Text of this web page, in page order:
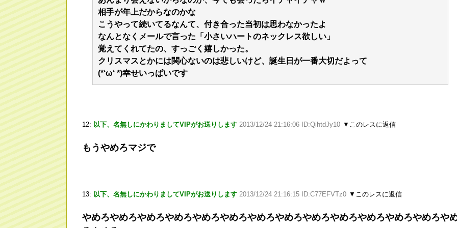
相手が年上だからなのかな
こうやって続いてるなんて、付き合った当初は思わなかったよ
なんとなくメールで言った「小さいハートのネックレス欲しい」
覚えてくれてたの、すっごく嬉しかった。
クリスマスとかには関心ないのは悲しいけど、誕生日が一番大切だよって
(*‘ω‘ *)幸せいっぱいです
12: 以下、名無しにかわりましてVIPがお送りします 2013/12/24 21:16:06 ID:QihtdJy10 ▼このレスに返信
もうやめろマジで
13: 以下、名無しにかわりましてVIPがお送りします 2013/12/24 21:16:15 ID:C77EFVTz0 ▼このレスに返信
やめろやめろやめろやめろやめろやめろやめろやめろやめろやめろやめろやめろやめろや